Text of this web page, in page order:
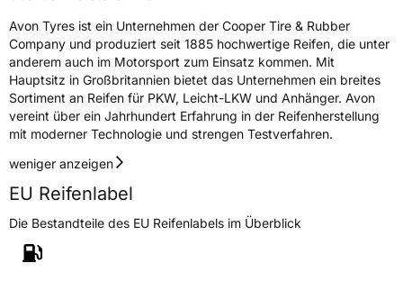
EPREL ID669953
Allgemeine Produktsicherheit (GPSR)
HerstellerkontaktAPLUS, Qingdao China,
miranda@haohuature.com
Verantwortliche
corrado bergagna,
+8653267788373
Avon Tyres ist ein Unternehmen der Cooper Tire & Rubber
Company und produziert seit 1885 hochwertige Reifen, die unter
anderem auch im Motorsport zum Einsatz kommen. Mit
Hauptsitz in Großbritannien bietet das Unternehmen ein breites
Sortiment an Reifen für PKW, Leicht-LKW und Anhänger. Avon
vereint über ein Jahrhundert Erfahrung in der Reifenherstellung
mit moderner Technologie und strengen Testverfahren.
weniger anzeigen
EU Reifenlabel
Die Bestandteile des EU Reifenlabels im Überblick